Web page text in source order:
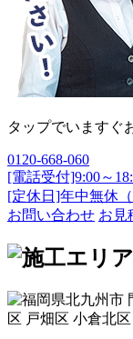
タップでいますぐ
0120-668-060
[電話受付]9:00～
[定休日]年中無休
お問い合わせ お見